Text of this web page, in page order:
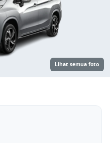
Lihat semua foto